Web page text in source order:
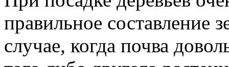
правильное составление
случае, когда почва